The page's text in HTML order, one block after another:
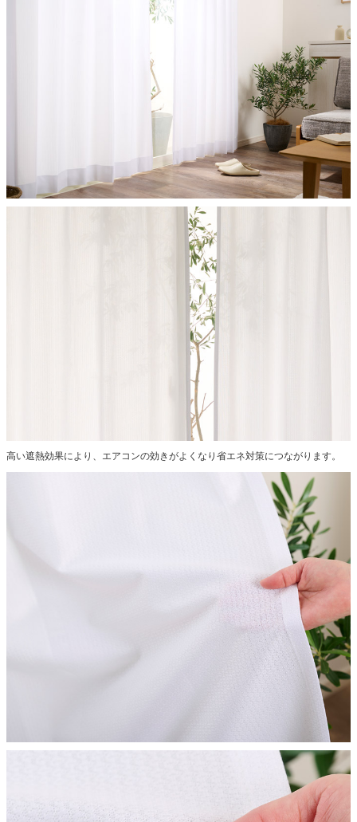
高い遮熱効果により、エアコンの効きがよくなり省エネ対策につながります。